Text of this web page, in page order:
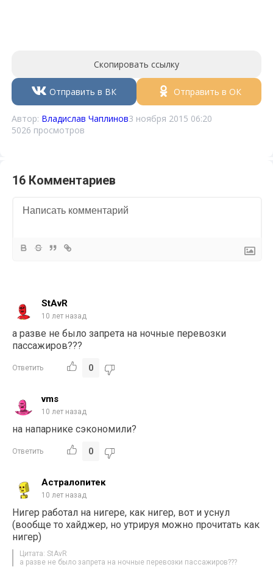
Скопировать ссылку
Отправить в ВК Отправить в ОК
Автор: Владислав Чаплинов3 ноября 2015 06:20
5026 просмотров
16 Комментариев
StAvR
10 лет назад
а разве не было запрета на ночные перевозки
пассажиров???
Ответить 0
vms
10 лет назад
на напарнике сэкономили?
Ответить 0
Астралопитек
10 лет назад
Нигер работал на нигере, как нигер, вот и уснул
(вообще то хайджер, но утрируя можно прочитать как
нигер)
Цитата: StAvR
а разве не было запрета на ночные перевозки пассажиров???